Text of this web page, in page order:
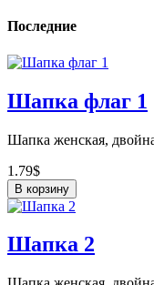
Последние
Шапка флаг 1
Шапка женская,
1.79$
В корзину
Шапка 2